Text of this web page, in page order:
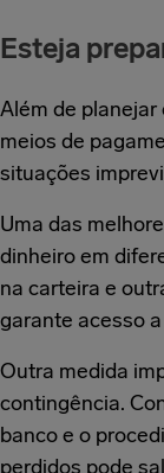
Esteja
Além de
meios de
situações
Uma das
dinheiro em
na carteira e
garante acesso
Outra medida
contingência.
banco e o
perdidos pode